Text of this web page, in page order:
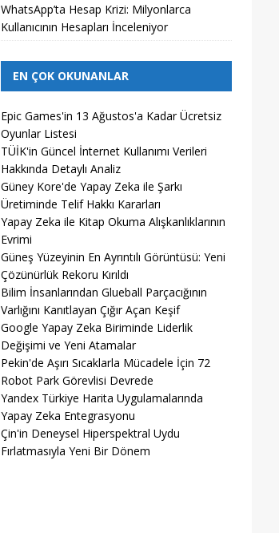
WhatsApp’ta Hesap Krizi: Milyonlarca
Kullanıcının Hesapları İnceleniyor
EN ÇOK OKUNANLAR
Epic Games'in 13 Ağustos'a Kadar Ücretsiz
Oyunlar Listesi
TÜİK'in Güncel İnternet Kullanımı Verileri
Hakkında Detaylı Analiz
Güney Kore'de Yapay Zeka ile Şarkı
Üretiminde Telif Hakkı Kararları
Yapay Zeka ile Kitap Okuma Alışkanlıklarının
Evrimi
Güneş Yüzeyinin En Ayrıntılı Görüntüsü: Yeni
Çözünürlük Rekoru Kırıldı
Bilim İnsanlarından Glueball Parçacığının
Varlığını Kanıtlayan Çığır Açan Keşif
Google Yapay Zeka Biriminde Liderlik
Değişimi ve Yeni Atamalar
Pekin'de Aşırı Sıcaklarla Mücadele İçin 72
Robot Park Görevlisi Devrede
Yandex Türkiye Harita Uygulamalarında
Yapay Zeka Entegrasyonu
Çin'in Deneysel Hiperspektral Uydu
Fırlatmasıyla Yeni Bir Dönem